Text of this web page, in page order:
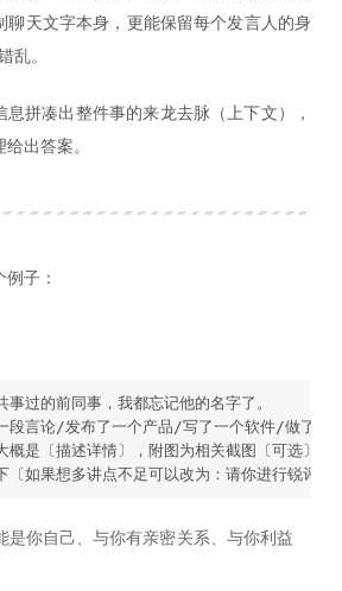
聊天文字本身，更能保留每个发言人的身
乱。
拼凑出整件事的来龙去脉（上下文），
出答案。
子：
事过的前同事，我都忘记他的名字了。
段言论/发布了一个产品/写了一个软件/做了一
概是〔描述详情〕，附图为相关截图〔可选〕。
〔如果想多讲点不足可以改为：请你进行锐评〕
是你自己、与你有亲密关系、与你利益